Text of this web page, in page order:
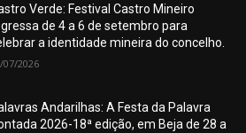
Verde: Festival Castro Mineiro
de 4 a 6 de setembro para
a identidade mineira do concelho.
07/2026
Andarilhas: A Festa da Palavra
2026-18ª edição, em Beja de 28 a